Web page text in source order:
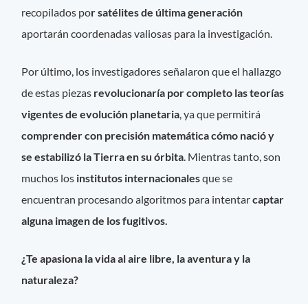
recopilados por satélites de última generación
aportarán coordenadas valiosas para la investigación.
Por último, los investigadores señalaron que el hallazgo
de estas piezas revolucionaría por completo las teorías
vigentes de evolución planetaria, ya que permitirá
comprender con precisión matemática cómo nació y
se estabilizó la Tierra en su órbita. Mientras tanto, son
muchos los institutos internacionalesque se
encuentran procesando algoritmos para intentarcaptar
alguna imagen de los fugitivos.
¿Te apasiona la vida al aire libre, la aventura y la
naturaleza?